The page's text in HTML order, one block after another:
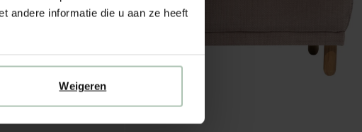
andere informatie die u aan ze heeft
Weigeren